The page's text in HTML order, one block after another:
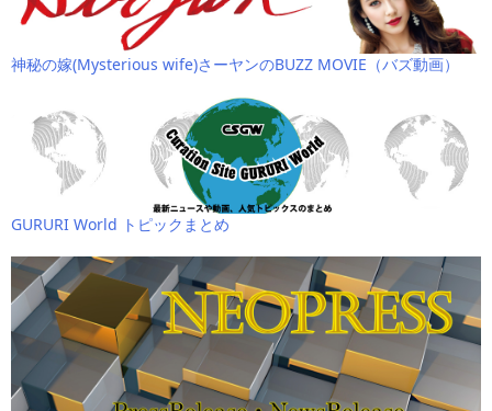
神秘の嫁(Mysterious wife)さーヤンのBUZZ MOVIE（バズ動画）
GURURI World トピックまとめ